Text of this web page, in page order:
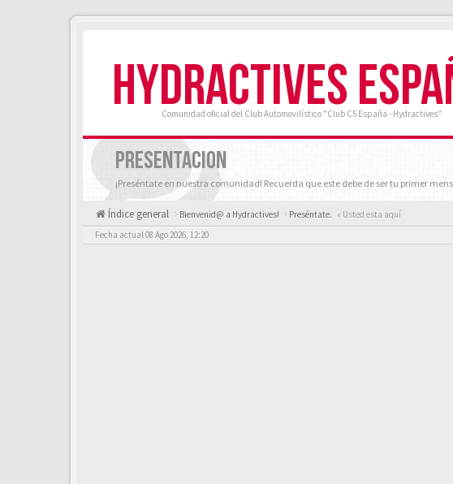
HYDRACTIVES
Comunidad oficial del Club Automovilístico "Club C5 España - Hydractives"
PRESENTACION
¡Preséntate en nuestra comunidad! Recuerda que este debe de ser tu primer
Índice general Bienvenid@ a Hydractives! Preséntate. « Usted esta aquí
Fecha actual 08 Ago 2026, 12:20